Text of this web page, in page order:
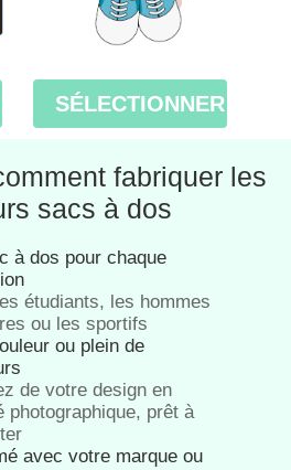
SÉLECTIONNER
fabriquer les
sacs à dos
à dos pour chaque
étudiants, les hommes
ou les sportifs
ou plein de
de votre design en
photographique, prêt à
avec votre marque ou